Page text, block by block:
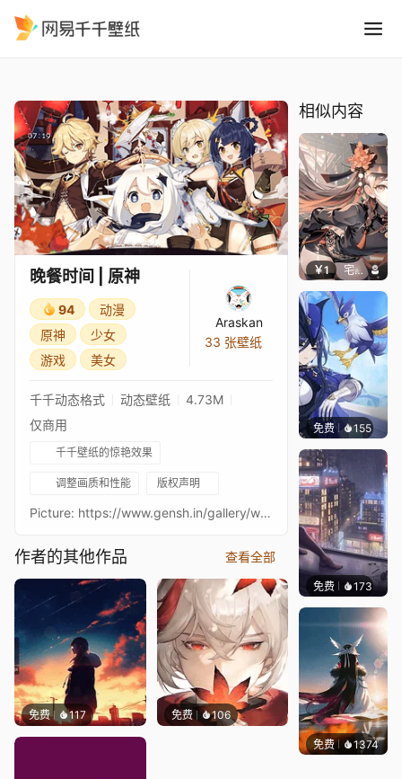
晚餐时间 | 原神
94
动漫
原神
少女
游戏
美女
Araskan
33 张壁纸
千千动态格式 动态壁纸
4.73M
仅商用
千千壁纸的惊艳效果
调整画质和性能 版权声明
Picture: https://www.gensh.in/gallery/wallpaper#lg=1&slide=16Original picture made by 呜拉祖拉
作者的其他作品 查看全部
免费 117 免费 106
相似内容
￥1 宅婳氏
免费 155Tikzito
免费 173
免费 1374Lodo